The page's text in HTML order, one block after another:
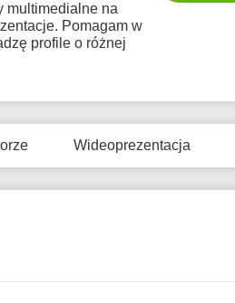
multimedialne na
Pomagam w
profile o różnej
Wideoprezentacja
13
14
Brak
dostępnych
Brak